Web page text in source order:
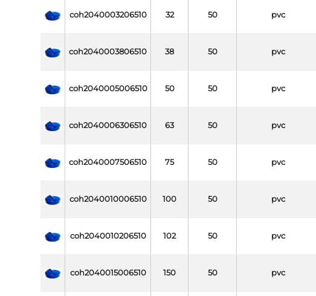
coh2040003206510 32 50 pvc
coh2040003806510 38 50 pvc
coh2040005006510 50 50 pvc
coh2040006306510 63 50 pvc
coh2040007506510 75 50 pvc
coh2040010006510 100 50 pvc
coh2040010206510 102 50 pvc
coh2040015006510 150 50 pvc